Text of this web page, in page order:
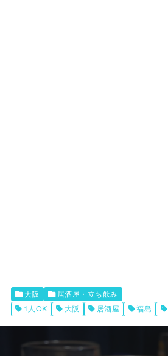
大阪
居酒屋・立ち飲み
1人OK
大阪 居酒屋 福島